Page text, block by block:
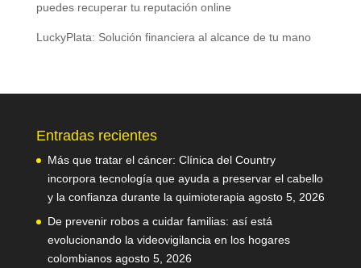
puedes recuperar tu reputación online
LuckyPlata: Solución financiera al alcance de tu mano
Entradas recientes
Más que tratar el cáncer: Clínica del Country
incorpora tecnología que ayuda a preservar el cabello
y la confianza durante la quimioterapia agosto 5, 2026
De prevenir robos a cuidar familias: así está
evolucionando la videovigilancia en los hogares
colombianos agosto 5, 2026